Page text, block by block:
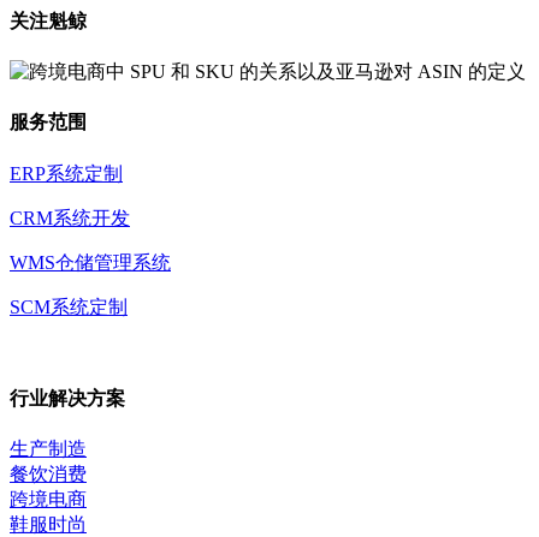
关注魁鲸
服务范围
ERP系统定制
CRM系统开发
WMS仓储管理系统
SCM系统定制
行业解决方案
生产制造
餐饮消费
跨境电商
鞋服时尚